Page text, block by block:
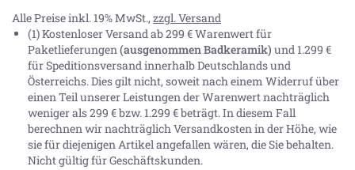
Alle Preise inkl. 19% MwSt., zzgl. Versand
(1) Kostenloser Versand ab 299 € Warenwert für
Paketlieferungen(ausgenommen Badkeramik) und 1.299 €
für Speditionsversand innerhalb Deutschlands und
Österreichs. Dies gilt nicht, soweit nach einem Widerruf über
einen Teil unserer Leistungen der Warenwert nachträglich
weniger als 299 € bzw. 1.299 € beträgt. In diesem Fall
berechnen wir nachträglich Versandkosten in der Höhe, wie
sie für diejenigen Artikel angefallen wären, die Sie behalten.
Nicht gültig für Geschäftskunden.